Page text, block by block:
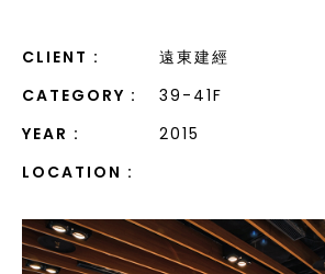
CLIENT :
遠東建經
CATEGORY :
39-41F
YEAR :
2015
LOCATION :